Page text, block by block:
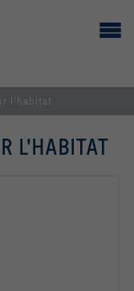
l'habitat
L'HABITAT